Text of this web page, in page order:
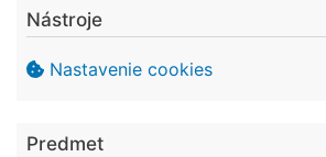
Nástroje
Nastavenie cookies
Predmet